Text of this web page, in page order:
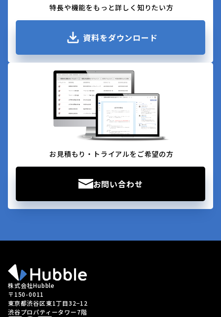
特長や機能をもっと詳しく知りたい方
資料をダウンロード
お見積もり・トライアルをご希望の方
お問い合わせ
株式会社Hubble
〒150-0011
東京都渋谷区東1丁目32−12
渋谷プロパティータワー7階